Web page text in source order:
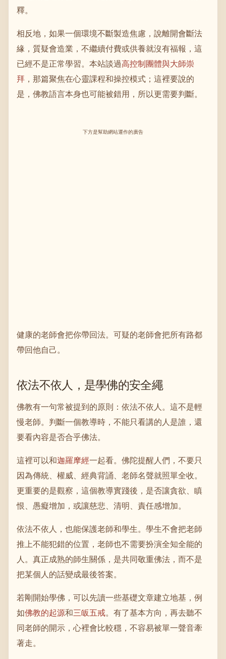
釋。
相反地，如果一個環境不斷製造焦慮，說離開會斷法
緣，質疑會造業，不繼續付費或供養就沒有福報，這
已經不是正常學習。本站談過高控制團體與大師崇
拜 ，那篇聚焦在心靈課程和操控模式；這裡要說的
是，佛教語言本身也可能被錯用，所以更需要判斷。
下方是幫助網站運作的廣告
健康的老師會把你帶回法。可疑的老師會把所有路都
帶回他自己。
依法不依人，是學佛的安全繩
佛教有一句常被提到的原則：依法不依人。這不是輕
慢老師。判斷一個教導時，不能只看講的人是誰，還
要看內容是否合乎佛法。
這裡可以和迦羅摩經一起看。佛陀提醒人們，不要只
因為傳統、權威、經典背誦、老師名聲就照單全收。
更重要的是觀察，這個教導實踐後，是否讓貪欲、瞋
恨、愚癡增加，或讓慈悲、清明、責任感增加。
依法不依人，也能保護老師和學生。學生不會把老師
推上不能犯錯的位置，老師也不需要扮演全知全能的
人。真正成熟的師生關係，是共同敬重佛法，而不是
把某個人的話變成最後答案。
若剛開始學佛，可以先讀一些基礎文章建立地基，例
如佛教的起源和三皈五戒。有了基本方向，再去聽不
同老師的開示，心裡會比較穩，不容易被單一聲音牽
著走。